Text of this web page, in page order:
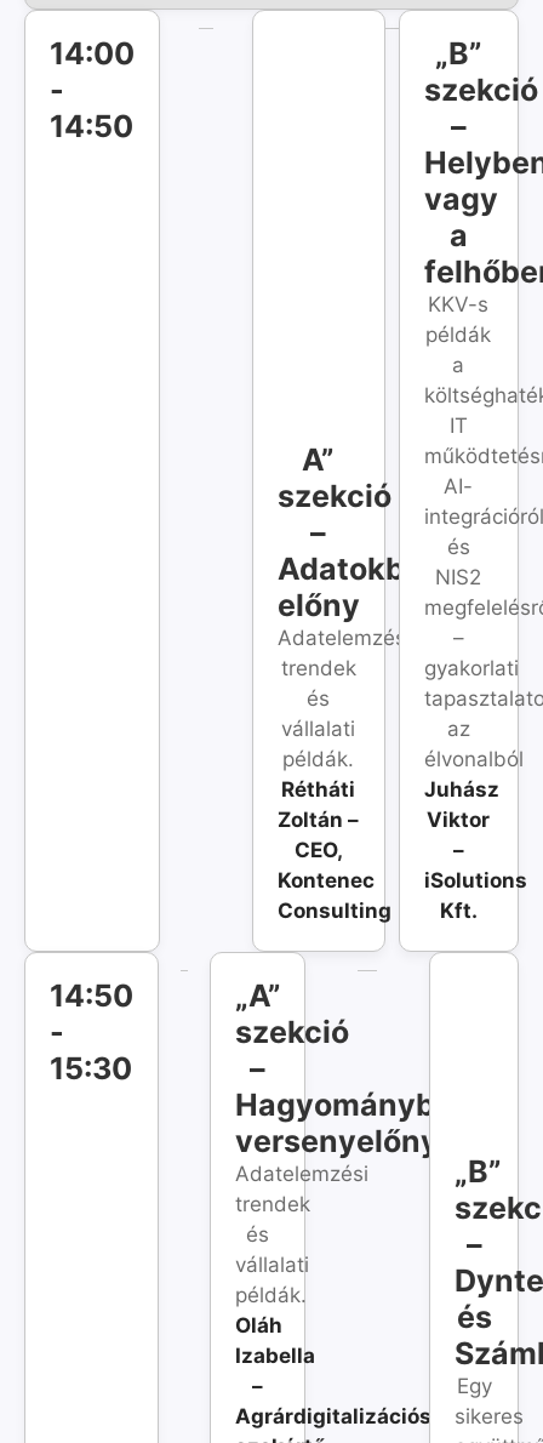
14:00
-
14:50
Rétháti
Zoltán –
CEO,
Kontenec
Consulting
Adatelemzési
trendek
és
vállalati
példák.
A”
szekció
–
Adatokból
előny
Juhász
Viktor
–
iSolutions
Kft.
KKV-s
példák
a
IT
AI-
integrációról
és
NIS2
–
gyakorlati
az
élvonalból
„B”
szekció
–
vagy
a
14:50
-
15:30
Oláh
Izabella
–
Agrárdigitalizációs
Adatelemzési
trendek
és
vállalati
példák.
„A”
szekció
–
Hagyományból
versenyelőny
Egy
sikeres
„B”
–
és